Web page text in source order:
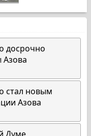
досрочно
Азова
стал новым
Азова